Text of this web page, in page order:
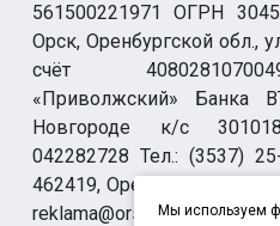
561500221971 ОГРН
Орск, Оренбургской обл.,
счёт
«Приволжский»
Новгороде к/с
042282728 Тел.: (3537)
462419, Оренбургская
reklama@orsk.ruМы используем